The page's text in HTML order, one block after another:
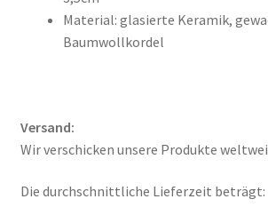
Material: glasierte Keramik,
Baumwollkordel
Versand:
Wir verschicken unsere Produkte
Die durchschnittliche Lieferzeit beträgt: